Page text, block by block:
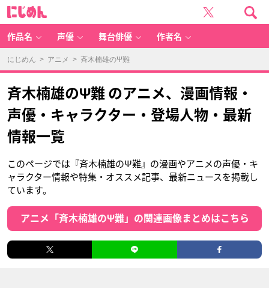
作品名 声優 舞台俳優 作者名
にじめん > アニメ > 斉木楠雄のΨ難
斉木楠雄のΨ難 のアニメ、漫画情報・
声優・キャラクター・登場人物・最新
情報一覧
このページでは『斉木楠雄のΨ難』の漫画やアニメの声優・キ
ャラクター情報や特集・オススメ記事、最新ニュースを掲載し
ています。
アニメ「斉木楠雄のΨ難」の関連画像まとめはこちら